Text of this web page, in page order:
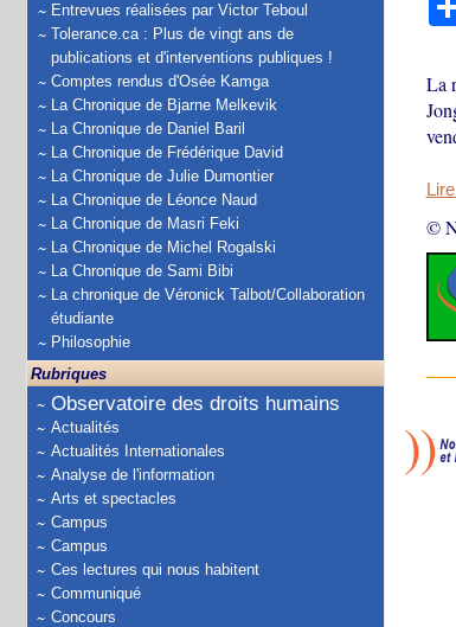
Entrevues réalisées par Victor Teboul
Tolerance.ca : Plus de vingt ans de
publications et d'interventions publiques !
Comptes rendus d'Osée Kamga
La Chronique de Bjarne Melkevik
La Chronique de Daniel Baril
La Chronique de Frédérique David
La Chronique de Julie Dumontier
La Chronique de Léonce Naud
La Chronique de Masri Feki
La Chronique de Michel Rogalski
La Chronique de Sami Bibi
La chronique de Véronick Talbot/Collaboration
étudiante
Philosophie
Rubriques
Observatoire des droits humains
Actualités
Actualités Internationales
Analyse de l'information
Arts et spectacles
Campus
Campus
Ces lectures qui nous habitent
Communiqué
Concours
La
©